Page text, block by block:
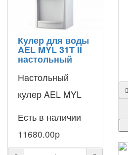
Кулер для воды
AEL MYL 31Т II
настольный
Настольный
кулер AEL MYL
из самых
Есть в наличии
11680.00р